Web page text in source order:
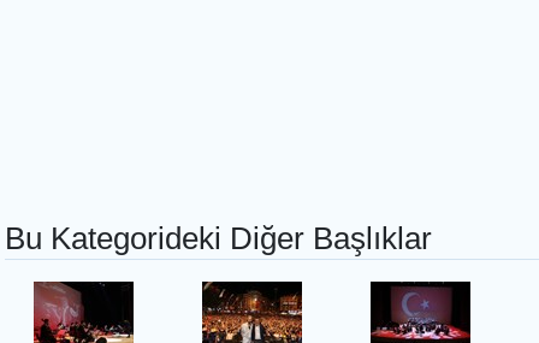
Bu Kategorideki Diğer Başlıklar